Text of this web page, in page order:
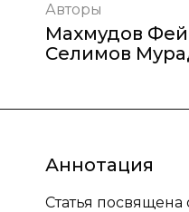
Авторы
Махмудов
Селимов
Аннотация
Статья